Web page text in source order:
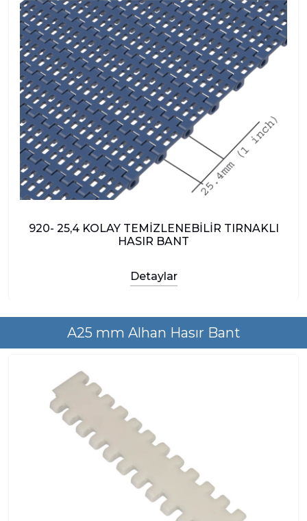
920- 25,4 KOLAY TEMİZLENEBİLİR TIRNAKLI
HASIR BANT
Detaylar
A25 mm Alhan Hasır Bant